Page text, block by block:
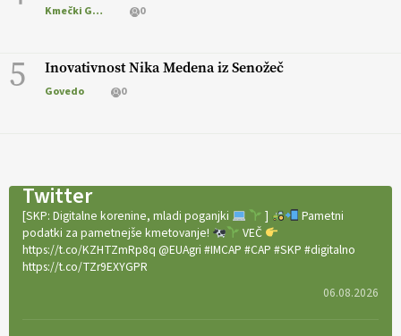
Kmečki Glas 0
5 Inovativnost Nika Medena iz Senožeč
Govedo 0
Twitter
[SKP: Digitalne korenine, mladi poganjki ]
Pametni
podatki za pametnejše kmetovanje!
VEČ
https://t.co/KZHTZmRp8q @EUAgri #IMCAP #CAP #SKP #digitalno
https://t.co/TZr9EXYGPR
06.08.2026